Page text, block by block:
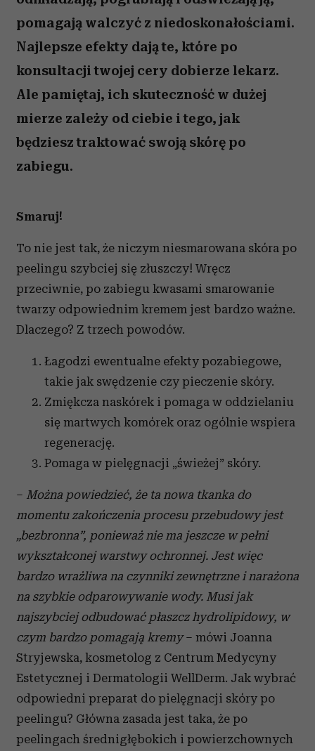
pomagają walczyć z niedoskonałościami.
Najlepsze efekty dają te, które po
konsultacji twojej cery dobierze lekarz.
Ale pamiętaj, ich skuteczność w dużej
mierze zależy od ciebie i tego, jak
będziesz traktować swoją skórę po
zabiegu.
Smaruj!
To nie jest tak, że niczym niesmarowana skóra po
peelingu szybciej się złuszczy! Wręcz
przeciwnie, po zabiegu kwasami smarowanie
twarzy odpowiednim kremem jest bardzo ważne.
Dlaczego? Z trzech powodów.
Łagodzi ewentualne efekty pozabiegowe,
takie jak swędzenie czy pieczenie skóry.
Zmiękcza naskórek i pomaga w oddzielaniu
się martwych komórek oraz ogólnie wspiera
regenerację.
Pomaga w pielęgnacji „świeżej” skóry.
– Można powiedzieć, że ta nowa tkanka do
momentu zakończenia procesu przebudowy jest
„bezbronna”, ponieważ nie ma jeszcze w pełni
wykształconej warstwy ochronnej. Jest więc
bardzo wrażliwa na czynniki zewnętrzne i narażona
na szybkie odparowywanie wody. Musi jak
najszybciej odbudować płaszcz hydrolipidowy, w
czym bardzo pomagają kremy– mówi Joanna
Stryjewska, kosmetolog z Centrum Medycyny
Estetycznej i Dermatologii WellDerm. Jak wybrać
odpowiedni preparat do pielęgnacji skóry po
peelingu? Główna zasada jest taka, że po
peelingach średnigłębokich i powierzchownych